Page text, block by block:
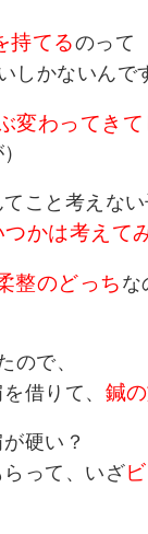
持てるのって
しかないんで
変わってきて
こと考えな
つかは考えて
整のどっち な
ので、
借りて、 鍼
硬い？
って、いざ